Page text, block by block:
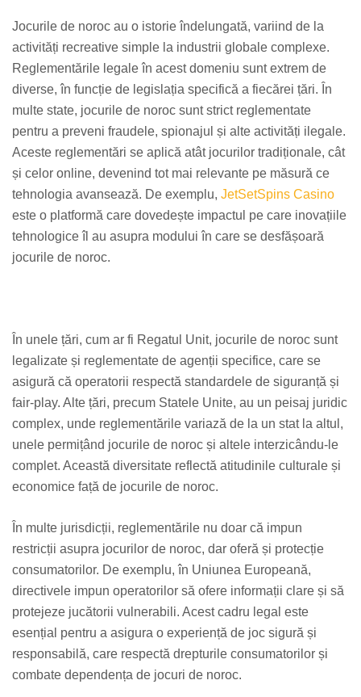
Jocurile de noroc au o istorie îndelungată, variind de la
activități recreative simple la industrii globale complexe.
Reglementările legale în acest domeniu sunt extrem de
diverse, în funcție de legislația specifică a fiecărei țări. În
multe state, jocurile de noroc sunt strict reglementate
pentru a preveni fraudele, spionajul și alte activități ilegale.
Aceste reglementări se aplică atât jocurilor tradiționale, cât
și celor online, devenind tot mai relevante pe măsură ce
tehnologia avansează. De exemplu, JetSetSpins Casino
este o platformă care dovedește impactul pe care inovațiile
tehnologice îl au asupra modului în care se desfășoară
jocurile de noroc.
În unele țări, cum ar fi Regatul Unit, jocurile de noroc sunt
legalizate și reglementate de agenții specifice, care se
asigură că operatorii respectă standardele de siguranță și
fair-play. Alte țări, precum Statele Unite, au un peisaj juridic
complex, unde reglementările variază de la un stat la altul,
unele permițând jocurile de noroc și altele interzicându-le
complet. Această diversitate reflectă atitudinile culturale și
economice față de jocurile de noroc.
În multe jurisdicții, reglementările nu doar că impun
restricții asupra jocurilor de noroc, dar oferă și protecție
consumatorilor. De exemplu, în Uniunea Europeană,
directivele impun operatorilor să ofere informații clare și să
protejeze jucătorii vulnerabili. Acest cadru legal este
esențial pentru a asigura o experiență de joc sigură și
responsabilă, care respectă drepturile consumatorilor și
combate dependența de jocuri de noroc.